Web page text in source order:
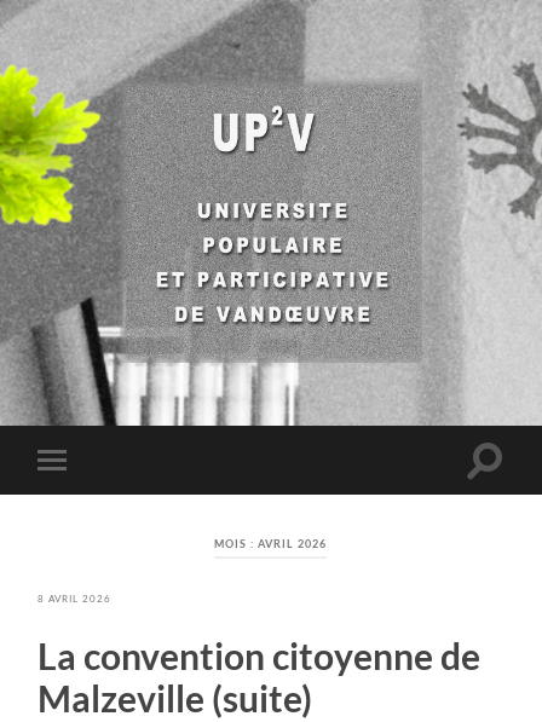
UP2V
Toggle
mobile
Toggle
MOIS :AVRIL 2026
8 AVRIL 2026
La convention citoyenne de
Malzeville (suite)